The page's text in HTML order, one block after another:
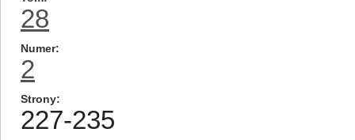
28
Numer
2
Strony
227-235